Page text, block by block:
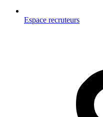
Espace recruteurs